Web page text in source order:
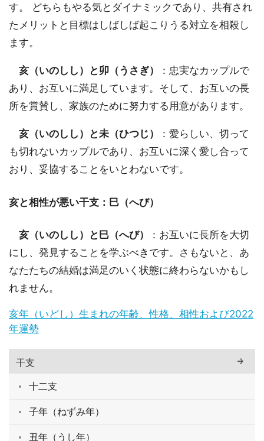
す。 どちらもやる気とダイナミックであり、共有され
たメリットと目標はしばしば起こりうる対立を相殺し
ます。
亥（いのしし）と卯（うさぎ）
：忠実なカップルで
あり、お互いに満足しています。そして、お互いの長
所を賞賛し、家族のために努力する用意があります。
亥（いのしし）と未（ひつじ）
：愛らしい、切って
も切れないカップルであり、お互いに深く愛し合って
おり、妥協することをいとわないです。
亥と相性が悪い干支：巳（へび）
亥（いのしし）と巳（へび）
：お互いに長所を大切
にし、発見することを学ぶべきです。さもないと、あ
なたたちの結婚は満足のいく状態に終わらないかもし
れません。
亥年（いどし）生まれの年齢、性格、相性および2022
年運勢
干支
十二支
子年（ねずみ年）
丑年（うし年）